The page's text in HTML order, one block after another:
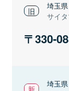
埼玉県
サイ
330-
埼玉県